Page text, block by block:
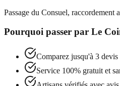
Passage du Consuel,
Pourquoi passer par Le
Comparez jusqu'à 3 devis
Service 100% gratuit et